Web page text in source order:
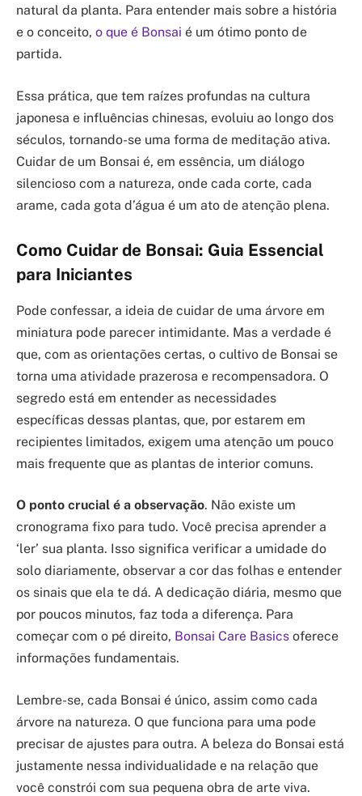
natural da planta. Para entender mais sobre a história
e o conceito, o que é Bonsai é um ótimo ponto de
partida.
Essa prática, que tem raízes profundas na cultura
japonesa e influências chinesas, evoluiu ao longo dos
séculos, tornando-se uma forma de meditação ativa.
Cuidar de um Bonsai é, em essência, um diálogo
silencioso com a natureza, onde cada corte, cada
arame, cada gota d’água é um ato de atenção plena.
Como Cuidar de Bonsai: Guia Essencial
para Iniciantes
Pode confessar, a ideia de cuidar de uma árvore em
miniatura pode parecer intimidante. Mas a verdade é
que, com as orientações certas, o cultivo de Bonsai se
torna uma atividade prazerosa e recompensadora. O
segredo está em entender as necessidades
específicas dessas plantas, que, por estarem em
recipientes limitados, exigem uma atenção um pouco
mais frequente que as plantas de interior comuns.
O ponto crucial é a observação. Não existe um
cronograma fixo para tudo. Você precisa aprender a
‘ler’ sua planta. Isso significa verificar a umidade do
solo diariamente, observar a cor das folhas e entender
os sinais que ela te dá. A dedicação diária, mesmo que
por poucos minutos, faz toda a diferença. Para
começar com o pé direito, Bonsai Care Basics oferece
informações fundamentais.
Lembre-se, cada Bonsai é único, assim como cada
árvore na natureza. O que funciona para uma pode
precisar de ajustes para outra. A beleza do Bonsai está
justamente nessa individualidade e na relação que
você constrói com sua pequena obra de arte viva.